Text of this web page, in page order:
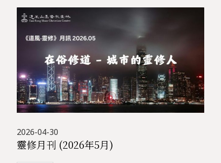
2026-04-30
靈修月刊 (2026年5月)